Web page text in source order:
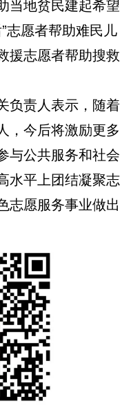
当地贫民建起希望
志愿者帮助难民儿
援志愿者帮助搜救
责人表示，随着
，今后将激励更多
与公共服务和社会
水平上团结凝聚志
志愿服务事业做出